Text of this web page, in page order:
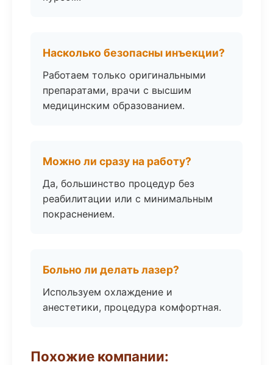
Насколько безопасны инъекции?
Работаем только оригинальными
препаратами, врачи с высшим
медицинским образованием.
Можно ли сразу на работу?
Да, большинство процедур без
реабилитации или с минимальным
покраснением.
Больно ли делать лазер?
Используем охлаждение и
анестетики, процедура комфортная.
Похожие компании: